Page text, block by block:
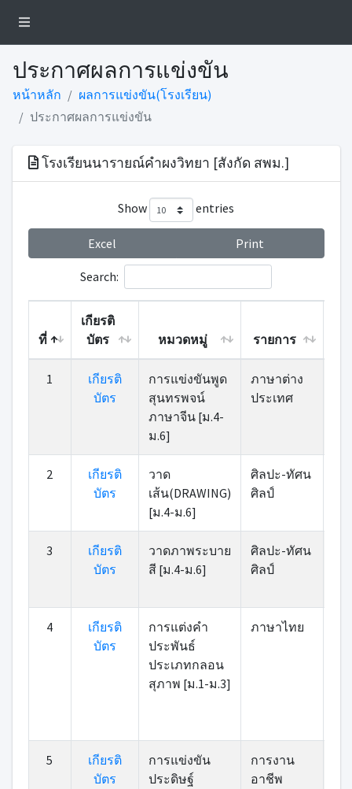
ประกาศผลการแข่งขัน
หน้าหลัก
ผลการแข่งขัน(โรงเรียน)
ประกาศผลการแข่งขัน
โรงเรียนนารายณ์คำผงวิทยา [สังกัด สพม.]
Show entries
Excel Print
Search:
ที่
เกียรติ
บัตร
หมวดหมู่ รายการ
เกียรติ
บัตร
หมวดหมู่ รายการ
1
เกียรติ
บัตร
การแข่งขันพูด
สุนทรพจน์
ภาษาจีน [ม.4-
ม.6]
ภาษาต่าง
ประเทศ
2
เกียรติ
บัตร
วาด
เส้น(DRAWING)
[ม.4-ม.6]
ศิลปะ-ทัศน
ศิลป์
3
เกียรติ
บัตร
วาดภาพระบาย
สี [ม.4-ม.6]
ศิลปะ-ทัศน
ศิลป์
4
เกียรติ
บัตร
การแต่งคำ
ประพันธ์
ประเภทกลอน
สุภาพ [ม.1-ม.3]
ภาษาไทย
5
เกียรติ
บัตร
การแข่งขัน
ประดิษฐ์
การงาน
อาชีพ